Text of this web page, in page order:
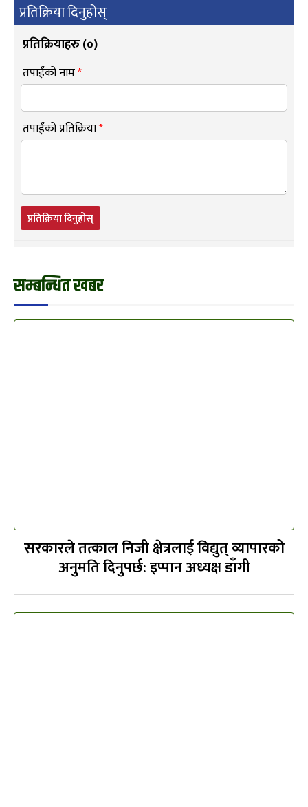
प्रतिक्रिया दिनुहोस्
प्रतिक्रियाहरु (०)
तपाईंको नाम*
तपाईंको प्रतिक्रिया*
प्रतिक्रिया दिनुहोस्
सम्बन्धित खबर
सरकारले तत्काल निजी क्षेत्रलाई विद्युत् व्यापारको
अनुमति दिनुपर्छ: इप्पान अध्यक्ष डाँगी